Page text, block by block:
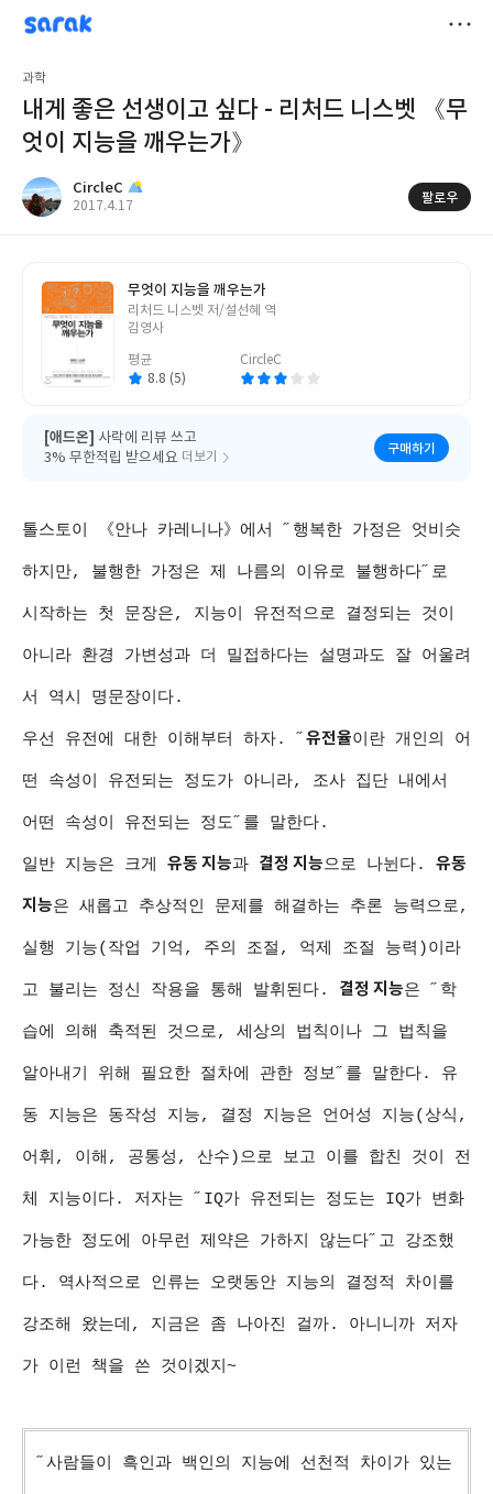
sarak
CircleC
과학
내게 좋은 선생이고 싶다 - 리처드 니스벳 《무
엇이 지능을 깨우는가》
CircleC
작
2017.4.17
팔로우
무엇이 지능을 깨우는가
글
쓴
리처드 니스벳 저/설선혜 역
김영사
평균
8.8 (5)
CircleC
[애드온] 사락에 리뷰 쓰고
3% 무한적립 받으세요 더보기
구매하기
톨스토이 《안나 카레니나》에서 ˝행복한 가정은 엇비슷
하지만, 불행한 가정은 제 나름의 이유로 불행하다˝로
시작하는 첫 문장은, 지능이 유전적으로 결정되는 것이
아니라 환경 가변성과 더 밀접하다는 설명과도 잘 어울려
서 역시 명문장이다.
우선 유전에 대한 이해부터 하자. ˝ 유전율이란 개인의 어
떤 속성이 유전되는 정도가 아니라, 조사 집단 내에서
어떤 속성이 유전되는 정도˝를 말한다.
일반 지능은 크게 유동 지능과 결정 지능으로 나뉜다. 유동
지능은 새롭고 추상적인 문제를 해결하는 추론 능력으로,
실행 기능(작업 기억, 주의 조절, 억제 조절 능력)이라
고 불리는 정신 작용을 통해 발휘된다. 결정 지능은 ˝학
습에 의해 축적된 것으로, 세상의 법칙이나 그 법칙을
알아내기 위해 필요한 절차에 관한 정보˝를 말한다. 유
동 지능은 동작성 지능, 결정 지능은 언어성 지능(상식,
어휘, 이해, 공통성, 산수)으로 보고 이를 합친 것이 전
체 지능이다. 저자는 ˝IQ가 유전되는 정도는 IQ가 변화
가능한 정도에 아무런 제약은 가하지 않는다˝고 강조했
다. 역사적으로 인류는 오랫동안 지능의 결정적 차이를
강조해 왔는데, 지금은 좀 나아진 걸까. 아니니까 저자
가 이런 책을 쓴 것이겠지~
˝사람들이 흑인과 백인의 지능에 선천적 차이가 있는